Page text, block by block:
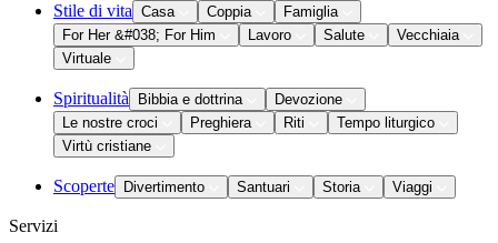
Stile di vita Casa Coppia
Famiglia
For Her &#038; For Him
Lavoro Salute
Vecchiaia
Virtuale
Spiritualità Bibbia e dottrina
Devozione
Le nostre croci
Preghiera Riti
Tempo liturgico
Virtù cristiane
Scoperte Divertimento Santuari Storia Viaggi
Servizi